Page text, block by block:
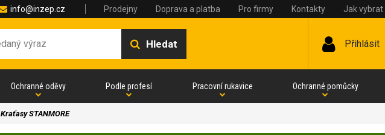
info@inzep.cz Prodejny Doprava a platba Pro firmy Kontakty Jak vybrat
Hledat Přihlásit
Ochranné oděvy Podle profesí Pracovní rukavice Ochranné pomůcky
Kraťasy STANMORE